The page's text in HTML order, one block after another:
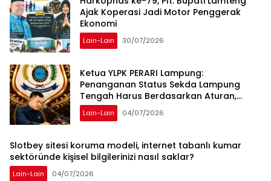
Ajak Koperasi Jadi Motor Penggerak
Ekonomi
Lain-Lain 30/07/2026
Ketua YLPK PERARI Lampung:
Penanganan Status Sekda Lampung
Tengah Harus Berdasarkan Aturan,
Bukan Tekanan Opini
Lain-Lain 04/07/2026
Slotbey sitesi koruma modeli, internet tabanlı kumar
sektöründe kişisel bilgilerinizi nasıl saklar?
Lain-Lain 04/07/2026